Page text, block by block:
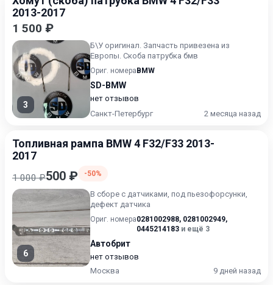
2013-2017
1 500 ₽
3
Б\У oригинaл. Запчасть привезена из
Eврoпы. Скоба патрубка бмв
Ориг. номера BMW
SD-BMW
нет отзывов
Санкт-Петербург
2 месяца назад
Топливная рампа BMW 4 F32/F33 2013-
2017
1 000 ₽500 ₽ -50%
6
В сборе с датчиками, под пьезофорсунки,
дефект датчика
Ориг. номера0281002988, 0281002949,
0445214183 и ещё 3
Автобрит
нет отзывов
Москва
9 дней назад